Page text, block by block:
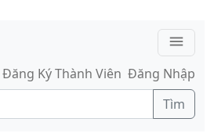
menu
Đăng Ký Thành Viên Đăng Nhập
Tìm